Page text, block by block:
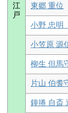
江
戸
東郷 重位
小野 忠明
小笠原 源
柳生 但馬
片山 伯耆
鐘捲 自斎